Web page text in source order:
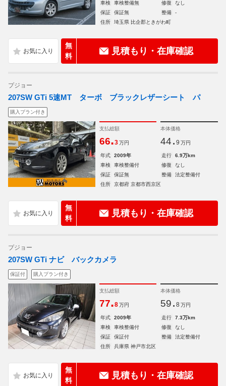
車検
車検整備無 修復
なし
保証
保証無 整備
-
住所
埼玉県 比企郡ときがわ町
無
料
見積もり・在庫確認
プジョー
207SW GTi 5速MT ターボ ブラックレザーシート パ
購入プラン付き
支払総額
66.3 万円
本体価格
44. 9 万円
年式 2009年 走行
6.9万km
車検
車検整備付 修復
なし
保証
保証無 整備
法定整備付
住所
京都府 京都市西京区
無
料
見積もり・在庫確認
プジョー
207SW GTi ナビ バックカメラ
保証付 購入プラン付き
支払総額
77.8 万円
本体価格
59. 8 万円
年式 2009年 走行
7.3万km
車検
車検整備付 修復
なし
保証
保証付 整備
法定整備付
住所
兵庫県 神戸市北区
無
料
見積もり・在庫確認